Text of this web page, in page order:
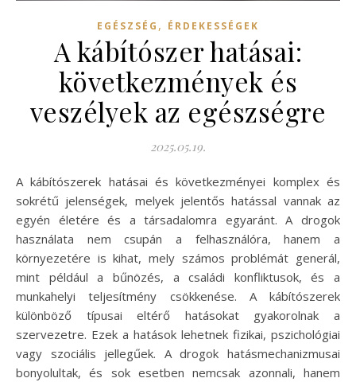
EGÉSZSÉG , ÉRDEKESSÉGEK
A kábítószer hatásai:
következmények és
veszélyek az egészségre
2025.05.19.
A kábítószerek hatásai és következményei komplex és
sokrétű jelenségek, melyek jelentős hatással vannak az
egyén életére és a társadalomra egyaránt. A drogok
használata nem csupán a felhasználóra, hanem a
környezetére is kihat, mely számos problémát generál,
mint például a bűnözés, a családi konfliktusok, és a
munkahelyi teljesítmény csökkenése. A kábítószerek
különböző típusai eltérő hatásokat gyakorolnak a
szervezetre. Ezek a hatások lehetnek fizikai, pszichológiai
vagy szociális jellegűek. A drogok hatásmechanizmusai
bonyolultak, és sok esetben nemcsak azonnali, hanem